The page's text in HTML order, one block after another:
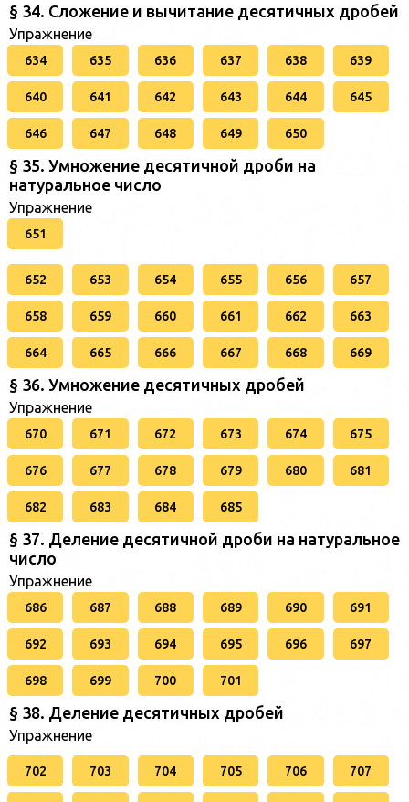
§ 34. Сложение и вычитание десятичных дробей
Упражнение
634 635 636 637 638 639
640 641 642 643 644 645
646 647 648 649 650
§ 35. Умножение десятичной дроби на
натуральное число
Упражнение
651
652 653 654 655 656 657
658 659 660 661 662 663
664 665 666 667 668 669
§ 36. Умножение десятичных дробей
Упражнение
670 671 672 673 674 675
676 677 678 679 680 681
682 683 684 685
§ 37. Деление десятичной дроби на натуральное
число
Упражнение
686 687 688 689 690 691
692 693 694 695 696 697
698 699 700 701
§ 38. Деление десятичных дробей
Упражнение
702 703 704 705 706 707